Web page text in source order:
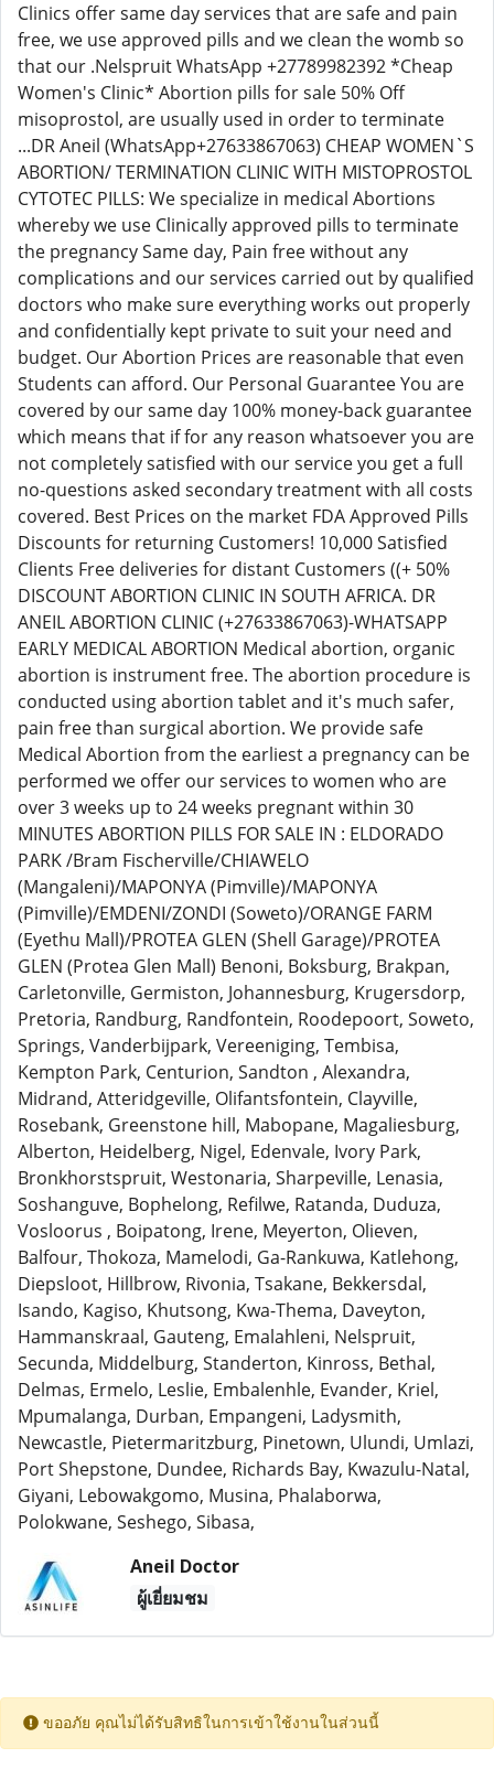
Clinics offer same day services that are safe and pain
free, we use approved pills and we clean the womb so
that our .Nelspruit WhatsApp +27789982392 *Cheap
Women's Clinic* Abortion pills for sale 50% Off
misoprostol, are usually used in order to terminate
...DR Aneil (WhatsApp+27633867063) CHEAP WOMEN`S
ABORTION/ TERMINATION CLINIC WITH MISTOPROSTOL
CYTOTEC PILLS: We specialize in medical Abortions
whereby we use Clinically approved pills to terminate
the pregnancy Same day, Pain free without any
complications and our services carried out by qualified
doctors who make sure everything works out properly
and confidentially kept private to suit your need and
budget. Our Abortion Prices are reasonable that even
Students can afford. Our Personal Guarantee You are
covered by our same day 100% money-back guarantee
which means that if for any reason whatsoever you are
not completely satisfied with our service you get a full
no-questions asked secondary treatment with all costs
covered. Best Prices on the market FDA Approved Pills
Discounts for returning Customers! 10,000 Satisfied
Clients Free deliveries for distant Customers ((+ 50%
DISCOUNT ABORTION CLINIC IN SOUTH AFRICA. DR
ANEIL ABORTION CLINIC (+27633867063)-WHATSAPP
EARLY MEDICAL ABORTION Medical abortion, organic
abortion is instrument free. The abortion procedure is
conducted using abortion tablet and it's much safer,
pain free than surgical abortion. We provide safe
Medical Abortion from the earliest a pregnancy can be
performed we offer our services to women who are
over 3 weeks up to 24 weeks pregnant within 30
MINUTES ABORTION PILLS FOR SALE IN : ELDORADO
PARK /Bram Fischerville/CHIAWELO
(Mangaleni)/MAPONYA (Pimville)/MAPONYA
(Pimville)/EMDENI/ZONDI (Soweto)/ORANGE FARM
(Eyethu Mall)/PROTEA GLEN (Shell Garage)/PROTEA
GLEN (Protea Glen Mall) Benoni, Boksburg, Brakpan,
Carletonville, Germiston, Johannesburg, Krugersdorp,
Pretoria, Randburg, Randfontein, Roodepoort, Soweto,
Springs, Vanderbijpark, Vereeniging, Tembisa,
Kempton Park, Centurion, Sandton , Alexandra,
Midrand, Atteridgeville, Olifantsfontein, Clayville,
Rosebank, Greenstone hill, Mabopane, Magaliesburg,
Alberton, Heidelberg, Nigel, Edenvale, Ivory Park,
Bronkhorstspruit, Westonaria, Sharpeville, Lenasia,
Soshanguve, Bophelong, Refilwe, Ratanda, Duduza,
Vosloorus , Boipatong, Irene, Meyerton, Olieven,
Balfour, Thokoza, Mamelodi, Ga-Rankuwa, Katlehong,
Diepsloot, Hillbrow, Rivonia, Tsakane, Bekkersdal,
Isando, Kagiso, Khutsong, Kwa-Thema, Daveyton,
Hammanskraal, Gauteng, Emalahleni, Nelspruit,
Secunda, Middelburg, Standerton, Kinross, Bethal,
Delmas, Ermelo, Leslie, Embalenhle, Evander, Kriel,
Mpumalanga, Durban, Empangeni, Ladysmith,
Newcastle, Pietermaritzburg, Pinetown, Ulundi, Umlazi,
Port Shepstone, Dundee, Richards Bay, Kwazulu-Natal,
Giyani, Lebowakgomo, Musina, Phalaborwa,
Polokwane, Seshego, Sibasa,
Aneil Doctor
ผู้เยี่ยมชม
ขออภัย คุณไม่ได้รับสิทธิในการเข้าใช้งานในส่วนนี้